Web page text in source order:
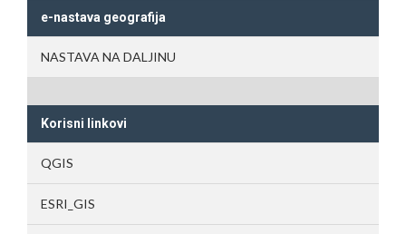
e-nastava geografija
NASTAVA NA DALJINU
Korisni linkovi
QGIS
ESRI_GIS